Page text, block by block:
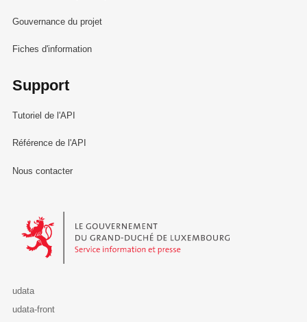
Gouvernance du projet
Fiches d'information
Support
Tutoriel de l'API
Référence de l'API
Nous contacter
Le Gouvernement du Grand-Duché de Luxembourg - Service
udata
udata-front